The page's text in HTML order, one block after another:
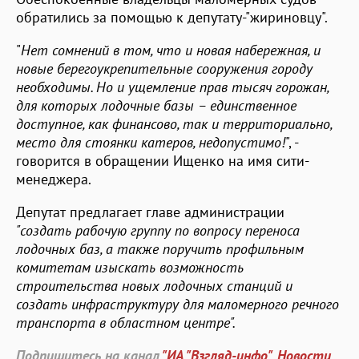
обратились за помощью к депутату-"жириновцу".
"Нет сомнений в том, что и новая набережная, и
новые берегоукрепительные сооружения городу
необходимы. Но и ущемление прав тысяч горожан,
для которых лодочные базы – единственное
доступное, как финансово, так и территориально,
место для стоянки катеров, недопустимо!", -
говорится в обращении Ищенко на имя сити-
менеджера.
Депутат предлагает главе администрации
"создать рабочую группу по вопросу переноса
лодочных баз, а также поручить профильным
комитетам изыскать возможность
строительства новых лодочных станций и
создать инфраструктуру для маломерного речного
транспорта в областном центре".
Подпишитесь на канал"ИА "Взгляд-инфо". Новости